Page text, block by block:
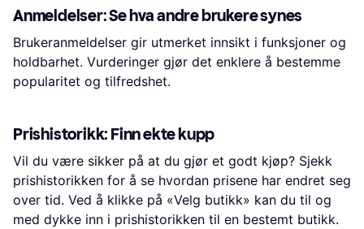
Anmeldelser: Se hva andre brukere synes
Brukeranmeldelser gir utmerket innsikt i funksjoner og
holdbarhet. Vurderinger gjør det enklere å bestemme
popularitet og tilfredshet.
Prishistorikk: Finn ekte kupp
Vil du være sikker på at du gjør et godt kjøp? Sjekk
prishistorikken for å se hvordan prisene har endret seg
over tid. Ved å klikke på «Velg butikk» kan du til og
med dykke inn i prishistorikken til en bestemt butikk.